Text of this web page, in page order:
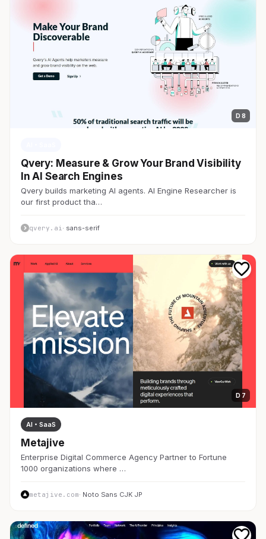
D 8
Qvery: Measure & Grow Your Brand Visibility
In AI Search Engines
Qvery builds marketing AI agents. AI Engine Researcher is
our first product tha…
qvery.ai · sans-serif
D 7
AI・SaaS
Metajive
Enterprise Digital Commerce Agency Partner to Fortune
1000 organizations where …
metajive.com· Noto Sans CJK JP